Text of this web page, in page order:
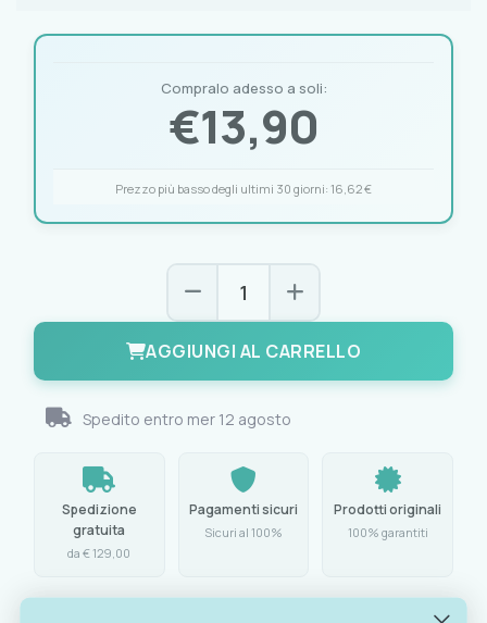
Compralo adesso a soli:
€13,90
Prezzo più basso degli ultimi 30 giorni: 16,62 €
AGGIUNGI AL CARRELLO
Spedito entro mer 12 agosto
Spedizione
gratuita
da € 129,00
Pagamenti sicuri
Sicuri al 100%
Prodotti originali
100% garantiti